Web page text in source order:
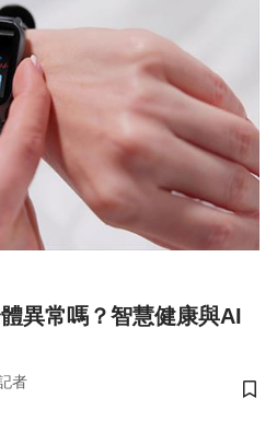
異常嗎？智慧健康與AI
者
儲